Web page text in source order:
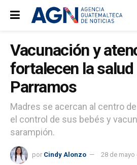
Vacunación y
fortalecen la
Parramos
Madres se acercan al centro
el control de sus bebés y
sarampión.
por Cindy Alonzo 28 de mayo